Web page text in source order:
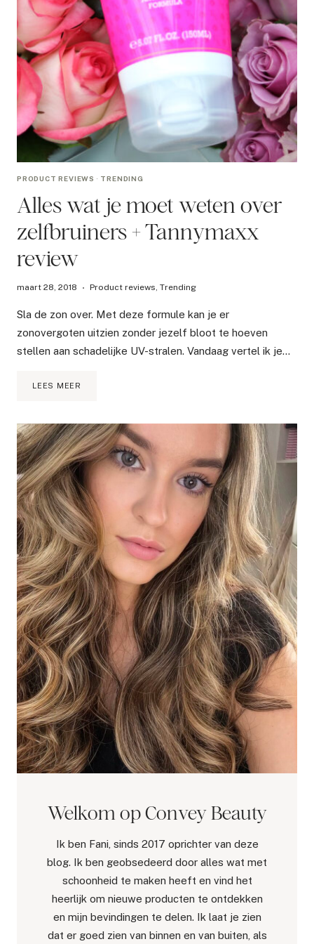
PRODUCT REVIEWS · TRENDING
Alles wat je moet weten over
zelfbruiners + Tannymaxx
review
maart 28, 2018 Product reviews,Trending
Sla de zon over. Met deze formule kan je er
zonovergoten uitzien zonder jezelf bloot te hoeven
stellen aan schadelijke UV-stralen. Vandaag vertel ik je…
LEES MEER
WETEN
OVER
ZELFBRUINERS
REVIEW
Welkom op Convey Beauty
Ik ben Fani, sinds 2017 oprichter van deze
blog. Ik ben geobsedeerd door alles wat met
schoonheid te maken heeft en vind het
heerlijk om nieuwe producten te ontdekken
en mijn bevindingen te delen. Ik laat je zien
dat er goed zien van binnen en van buiten, als